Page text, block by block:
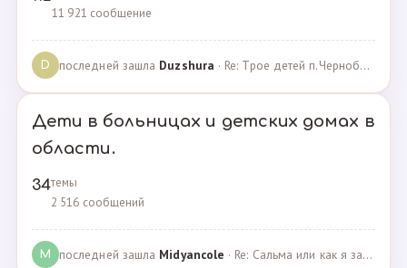
11 921 сообщение
D последней зашла Duzshura · Re: Трое детей п.Черноборский Чесменский район. · 27.06.2024
Дети в больницах и детских домах в
области.
34темы
2 516 сообщений
M последней зашла Midyancole · Re: Сальма или как я захотела помочь взросым сиротам · 16.12.2019